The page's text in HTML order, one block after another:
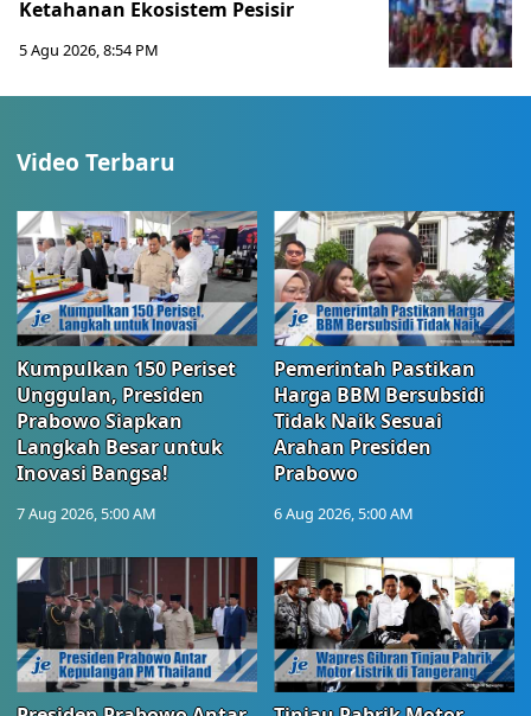
Ketahanan Ekosistem Pesisir
5 Agu 2026, 8:54 PM
Video Terbaru
Kumpulkan 150 Periset
Unggulan, Presiden
Prabowo Siapkan
Langkah Besar untuk
Inovasi Bangsa!
7 Aug 2026, 5:00 AM
Pemerintah Pastikan
Harga BBM Bersubsidi
Tidak Naik Sesuai
Arahan Presiden
Prabowo
6 Aug 2026, 5:00 AM